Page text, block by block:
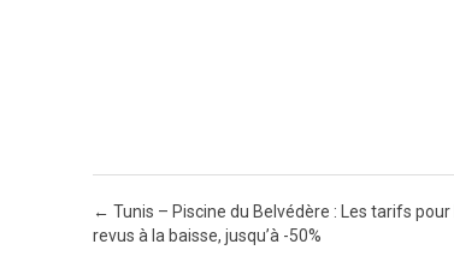
Post navigation
← Tunis – Piscine du Belvédère : Les tarifs
revus à la baisse, jusqu’à -50%